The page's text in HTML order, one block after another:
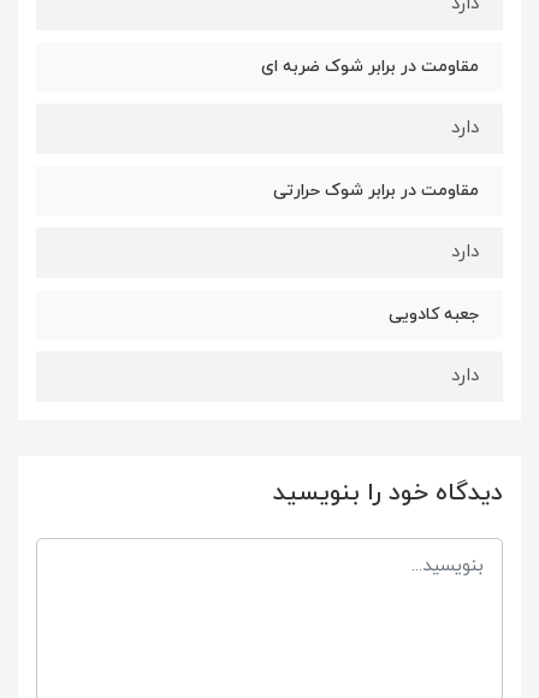
مقاومت در برابر شوک ضربه ای
دارد
مقاومت در برابر شوک حرارتی
دارد
جعبه کادویی
دارد
دیدگاه خود را بنویسید